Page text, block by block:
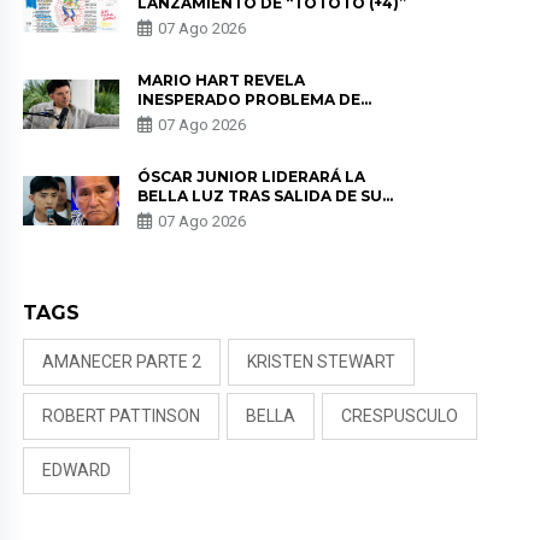
07 Ago 2026
MARIO HART REVELA
INESPERADO PROBLEMA DE
SALUD ANTES DE SEPARARSE DE
KORINA: “ME ENCONTRARON UN
07 Ago 2026
ÓSCAR JUNIOR LIDERARÁ LA
BELLA LUZ TRAS SALIDA DE SU
PADRE POR POLÉMICA CON
NALDY SALDAÑA
07 Ago 2026
TAGS
AMANECER PARTE 2 KRISTEN STEWART
ROBERT PATTINSON BELLA CRESPUSCULO
EDWARD